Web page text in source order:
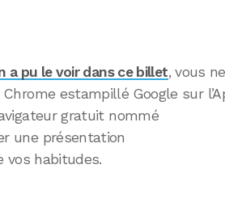
a pu le voir dans ce billet, vous ne
estampillé Google sur
gratuit nommé
une présentation
vos habitudes.